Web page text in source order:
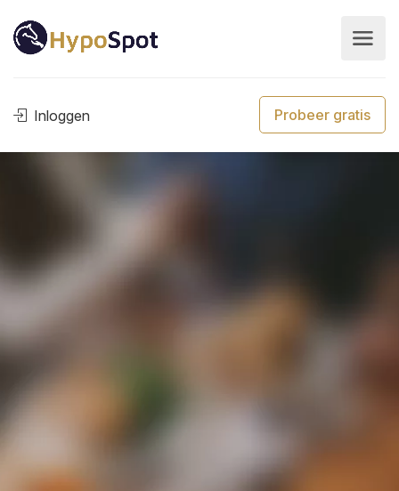
Inloggen Probeer gratis